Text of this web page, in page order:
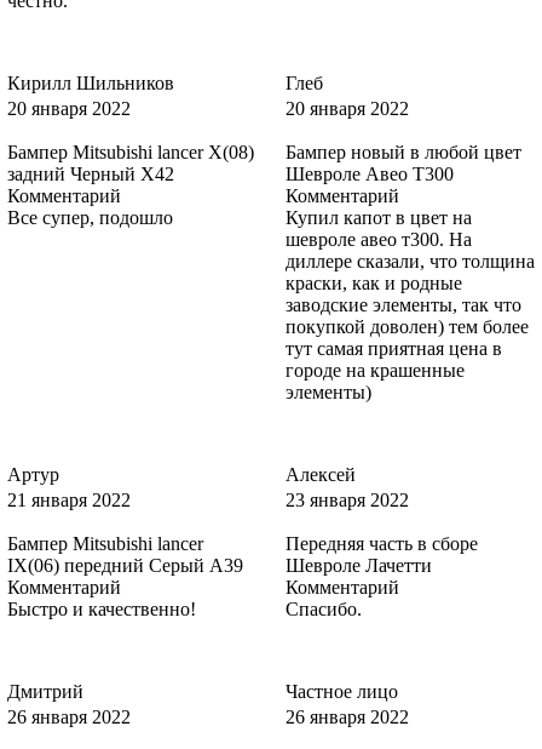
5DVE, 5DVEWWA - JEANS, JEANS BLUE
2431, ZJNC, ZJNCWWA - MOONDUST SILVER, GRIS
2431, ZJNC, ZJNCWWA - MOONDUST SILVER, GRIS
2431, ZJNC, ZJNCWWA - MOONDUST SILVER, GRIS
LUNAIRE, POLAR SILBER
Кирилл Шильников
20 января 2022
Бампер Mitsubishi lancer X(08)
задний Черный X42
Комментарий
Все супер, подошло
Глеб
20 января 2022
Бампер новый в любой цвет
Шевроле Авео Т300
Комментарий
Купил капот в цвет на
шевроле авео т300. На
диллере сказали, что толщина
краски, как и родные
заводские элементы, так что
покупкой доволен) тем более
тут самая приятная цена в
городе на крашенные
элементы)
Артур
21 января 2022
Бампер Mitsubishi lancer
IX(06) передний Серый A39
Комментарий
Быстро и качественно!
Алексей
23 января 2022
Передняя часть в сборе
Шевроле Лачетти
Комментарий
Спасибо.
Дмитрий
26 января 2022
Частное лицо
26 января 2022